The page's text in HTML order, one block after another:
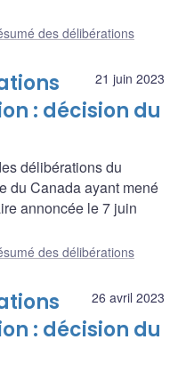
des délibérations
21 juin 2023
: décision du
délibérations du
du Canada ayant mené
annoncée le 7 juin
des délibérations
26 avril 2023
: décision du